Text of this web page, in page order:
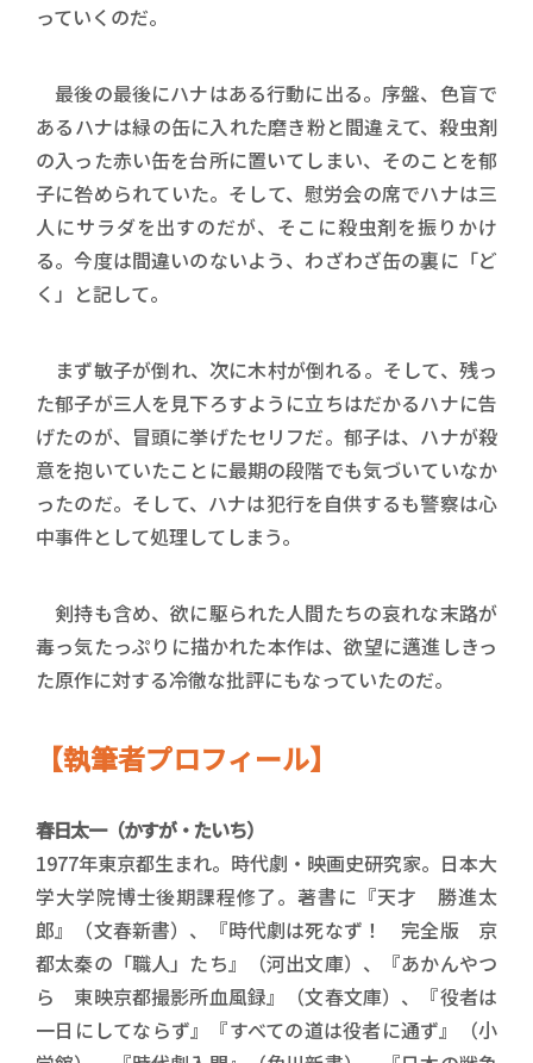
っていくのだ。
最後の最後にハナはある行動に出る。序盤、色盲で
あるハナは緑の缶に入れた磨き粉と間違えて、殺虫剤
の入った赤い缶を台所に置いてしまい、そのことを郁
子に咎められていた。そして、慰労会の席でハナは三
人にサラダを出すのだが、そこに殺虫剤を振りかけ
る。今度は間違いのないよう、わざわざ缶の裏に「ど
く」と記して。
まず敏子が倒れ、次に木村が倒れる。そして、残っ
た郁子が三人を見下ろすように立ちはだかるハナに告
げたのが、冒頭に挙げたセリフだ。郁子は、ハナが殺
意を抱いていたことに最期の段階でも気づいていなか
ったのだ。そして、ハナは犯行を自供するも警察は心
中事件として処理してしまう。
剣持も含め、欲に駆られた人間たちの哀れな末路が
毒っ気たっぷりに描かれた本作は、欲望に邁進しきっ
た原作に対する冷徹な批評にもなっていたのだ。
【執筆者プロフィール】
春日太一（かすが・たいち）
1977年東京都生まれ。時代劇・映画史研究家。日本大
学大学院博士後期課程修了。著書に『天才 勝進太
郎』（文春新書）、『時代劇は死なず！ 完全版 京
都太秦の「職人」たち』（河出文庫）、『あかんやつ
ら 東映京都撮影所血風録』（文春文庫）、『役者は
一日にしてならず』『すべての道は役者に通ず』（小